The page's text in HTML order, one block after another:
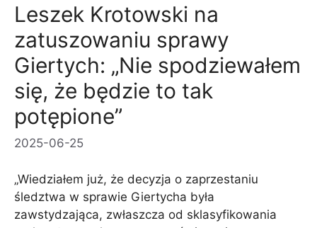
Leszek Krotowski na
zatuszowaniu sprawy
Giertych: „Nie spodziewałem
się, że będzie to tak
potępione”
2025-06-25
„Wiedziałem już, że decyzja o zaprzestaniu
śledztwa w sprawie Giertycha była
zawstydzająca, zwłaszcza od sklasyfikowania